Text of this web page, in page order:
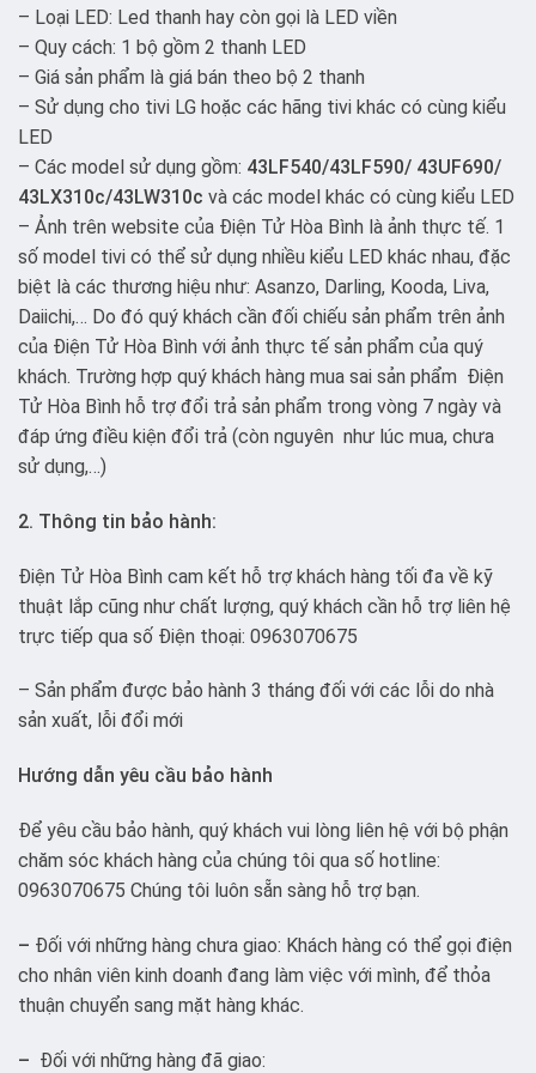
– Loại LED: Led thanh hay còn gọi là LED viền
– Quy cách: 1 bộ gồm 2 thanh LED
– Giá sản phẩm là giá bán theo bộ 2 thanh
– Sử dụng cho tivi LG hoặc các hãng tivi khác có cùng kiểu
LED
– Các model sử dụng gồm: 43LF540/43LF590/ 43UF690/
43LX310c/43LW310c và các model khác có cùng kiểu LED
– Ảnh trên website của Điện Tử Hòa Bình là ảnh thực tế. 1
số model tivi có thể sử dụng nhiều kiểu LED khác nhau, đặc
biệt là các thương hiệu như: Asanzo, Darling, Kooda, Liva,
Daiichi,… Do đó quý khách cần đối chiếu sản phẩm trên ảnh
của Điện Tử Hòa Bình với ảnh thực tế sản phẩm của quý
khách. Trường hợp quý khách hàng mua sai sản phẩm Điện
Tử Hòa Bình hỗ trợ đổi trả sản phẩm trong vòng 7 ngày và
đáp ứng điều kiện đổi trả (còn nguyên như lúc mua, chưa
sử dụng,…)
2. Thông tin bảo hành:
Điện Tử Hòa Bình cam kết hỗ trợ khách hàng tối đa về kỹ
thuật lắp cũng như chất lượng, quý khách cần hỗ trợ liên hệ
trực tiếp qua số Điện thoại: 0963070675
– Sản phẩm được bảo hành 3 tháng đối với các lỗi do nhà
sản xuất, lỗi đổi mới
Hướng dẫn yêu cầu bảo hành
Để yêu cầu bảo hành, quý khách vui lòng liên hệ với bộ phận
chăm sóc khách hàng của chúng tôi qua số hotline:
0963070675 Chúng tôi luôn sẵn sàng hỗ trợ bạn.
– Đối với những hàng chưa giao: Khách hàng có thể gọi điện
cho nhân viên kinh doanh đang làm việc với mình, để thỏa
thuận chuyển sang mặt hàng khác.
– Đối với những hàng đã giao: